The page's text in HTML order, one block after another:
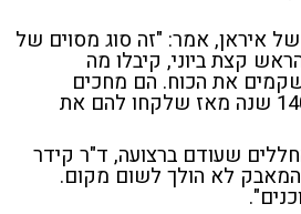
של איראן, אמר: "זה סוג מסוים של
קצת ביוני, קיבלו מה
את הכוח. הם מחכים
לישועה שלהם כבר 1400 שנה מאז שלקחו להם את
שעודם ברצועה, ד"ר קידר
לא הולך לשום מקום.